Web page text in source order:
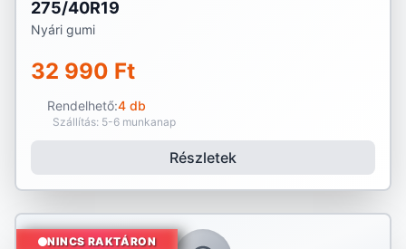
275/40R19
Nyári gumi
32 990 Ft
Rendelhető:4 db
Szállítás: 5-6 munkanap
Részletek
NINCS RAKTÁRON